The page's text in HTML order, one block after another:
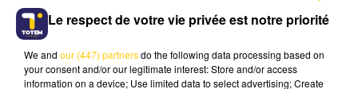
Le respect de votre vie privée est notre priorité
We and our (447) partnersdo the following data processing based on
your consent and/or our legitimate interest: Store and/or access
information on a device; Use limited data to select advertising; Create